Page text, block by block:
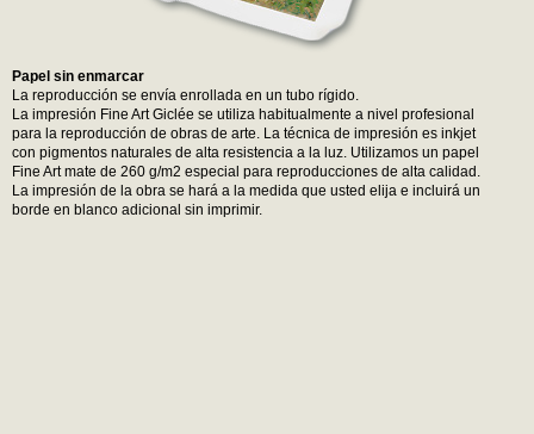
Papel sin enmarcar
La reproducción se envía enrollada en un tubo rígido.
La impresión Fine Art Giclée se utiliza habitualmente a nivel profesional
para la reproducción de obras de arte. La técnica de impresión es inkjet
con pigmentos naturales de alta resistencia a la luz. Utilizamos un papel
Fine Art mate de 260 g/m2 especial para reproducciones de alta calidad.
La impresión de la obra se hará a la medida que usted elija e incluirá un
borde en blanco adicional sin imprimir.